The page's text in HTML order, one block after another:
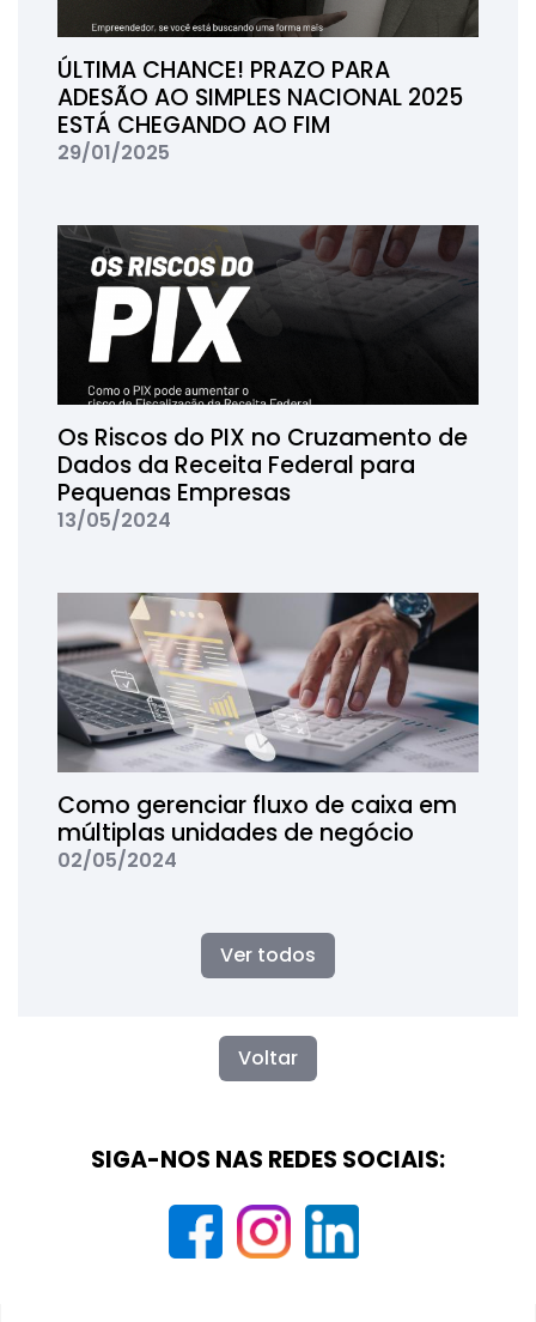
ÚLTIMA CHANCE! PRAZO PARA
ADESÃO AO SIMPLES NACIONAL 2025
ESTÁ CHEGANDO AO FIM
29/01/2025
Os Riscos do PIX no Cruzamento de
Dados da Receita Federal para
Pequenas Empresas
13/05/2024
Como gerenciar fluxo de caixa em
múltiplas unidades de negócio
02/05/2024
Ver todos
Voltar
SIGA-NOS NAS REDES SOCIAIS: